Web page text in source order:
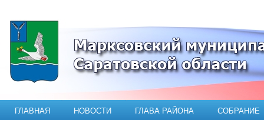
Официальный сайт Марксовского
ГЛАВНАЯ НОВОСТИ ГЛАВА РАЙОНА СОБРАНИЕ